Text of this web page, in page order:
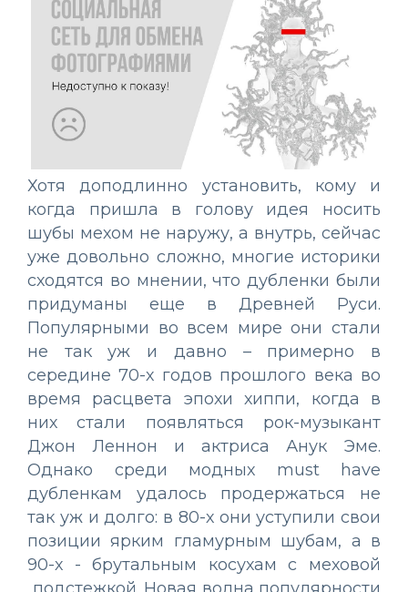
Хотя доподлинно установить, кому и
когда пришла в голову идея носить
шубы мехом не наружу, а внутрь, сейчас
уже довольно сложно, многие историки
сходятся во мнении, что дубленки были
придуманы еще в Древней Руси.
Популярными во всем мире они стали
не так уж и давно – примерно в
середине 70-х годов прошлого века во
время расцвета эпохи хиппи, когда в
них стали появляться рок-музыкант
Джон Леннон и актриса Анук Эме.
Однако среди модных must have
дубленкам удалось продержаться не
так уж и долго: в 80-х они уступили свои
позиции ярким гламурным шубам, а в
90-х - брутальным косухам с меховой
подстежкой. Новая волна популярности